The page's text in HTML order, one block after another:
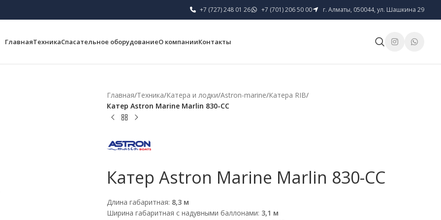
+7 (727) 248 01 26 +7 (701) 206 50 00 г. Алматы, 050044, ул. Шашкина 29
ГлавнаяТехникаСпасательное оборудованиеО компанииКонтакты
Главная/Техника/Катера и лодки/Astron-marine/Катера RIB/
Катер Astron Marine Marlin 830-CC
Катер Astron Marine Marlin 830-CC
Длина габаритная: 8,3 м
Ширина габаритная с надувными баллонами: 3,1 м